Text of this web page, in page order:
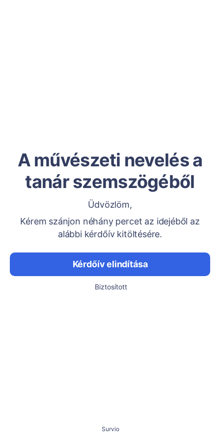
A művészeti nevelés a
tanár szemszögéből
Üdvözlöm,
Kérem szánjon néhány percet az idejéből az
alábbi kérdőív kitöltésére.
Kérdőív elindítása
Biztosított
Survio